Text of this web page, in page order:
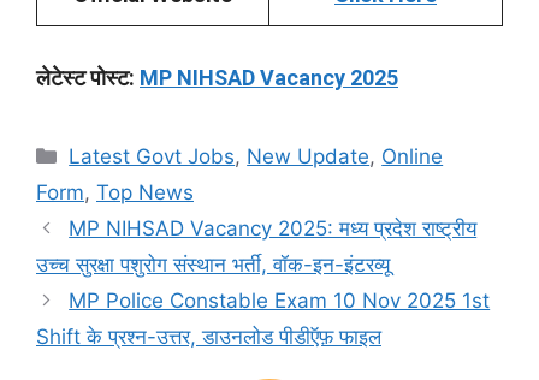
लेटेस्ट पोस्ट: MP NIHSAD Vacancy 2025
Categories
Latest Govt Jobs, New Update, Online
Form, Top News
MP NIHSAD Vacancy 2025: मध्य प्रदेश राष्ट्रीय
उच्च सुरक्षा पशुरोग संस्थान भर्ती, वॉक-इन-इंटरव्यू
MP Police Constable Exam 10 Nov 2025 1st
Shift के प्रश्न-उत्तर, डाउनलोड पीडीऍफ़ फाइल